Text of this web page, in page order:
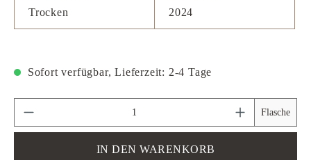
Trocken
2024
Sofort verfügbar, Lieferzeit: 2-4 Tage
Produkt Anzahl: Gib den gewünschten Wert
Flasche
IN DEN WARENKORB